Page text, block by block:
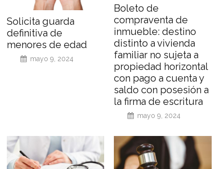
Solicita guarda
definitiva de
menores de edad
mayo 9, 2024
Boleto de
compraventa de
inmueble: destino
distinto a vivienda
familiar no sujeta a
propiedad horizontal
con pago a cuenta y
saldo con posesión a
la firma de escritura
mayo 9, 2024